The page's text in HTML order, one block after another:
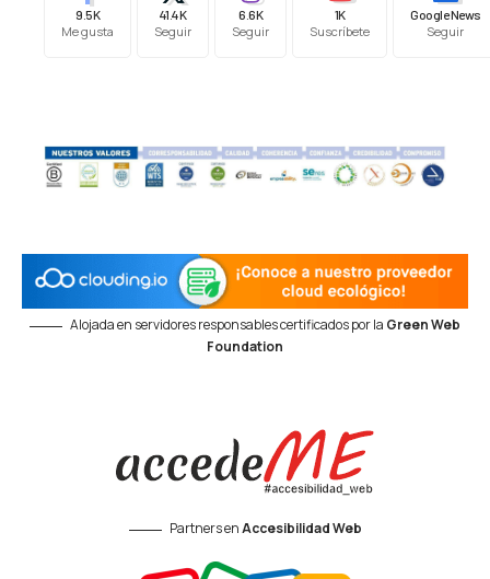
9.5K
Me gusta
41.4K
Seguir
6.6K
Seguir
1K
Suscríbete
Google News
Seguir
Alojada en servidores responsables certificados por la Green Web
Foundation
Partners enAccesibilidad Web